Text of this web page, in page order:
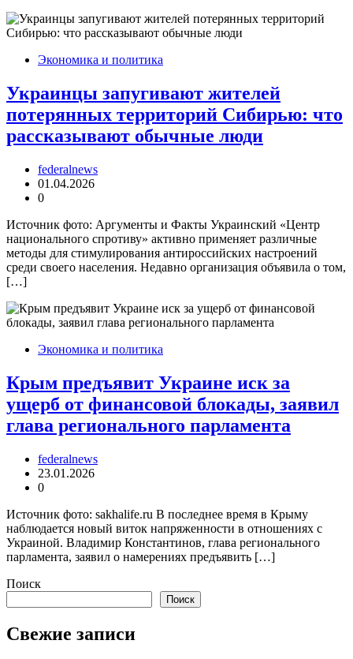
Экономика и политика
Украинцы запугивают жителей
потерянных территорий Сибирью: что
рассказывают обычные люди
federalnews
01.04.2026
0
Источник фото: Аргументы и Факты Украинский «Центр
национального спротиву» активно применяет различные
методы для стимулирования антироссийских настроений
среди своего населения. Недавно организация объявила о том,
[…]
Экономика и политика
Крым предъявит Украине иск за
ущерб от финансовой блокады, заявил
глава регионального парламента
federalnews
23.01.2026
0
Источник фото: sakhalife.ru В последнее время в Крыму
наблюдается новый виток напряженности в отношениях с
Украиной. Владимир Константинов, глава регионального
парламента, заявил о намерениях предъявить […]
Поиск
Поиск
Свежие записи